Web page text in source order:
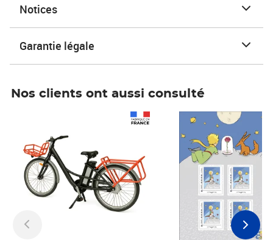
Notices
Garantie légale
Nos clients ont aussi consulté
Prix 6,25€ HT